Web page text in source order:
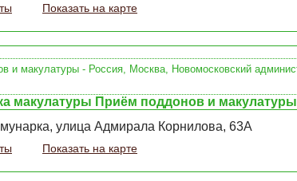
Показать на карте
макулатуры Приём поддонов и макулатуры
улица Адмирала Корнилова, 63А
Показать на карте